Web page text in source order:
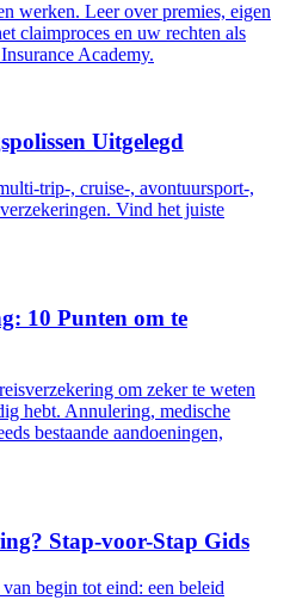
werken. Leer over premies, eigen
claimproces en uw rechten als
Academy.
Uitgelegd
trip-, cruise-, avontuursport-,
Vind het juiste
10 Punten om te
om zeker te weten
hebt. Annulering, medische
bestaande aandoeningen,
Stap-voor-Stap Gids
begin tot eind: een beleid